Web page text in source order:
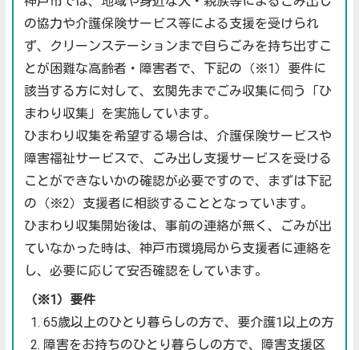
の協力や介護保険サービス等による支援を受けられ
ず、クリーンステーションまで自らごみを持ち出すこ
とが困難な高齢者・障害者で、下記の（※1）要件に
該当する方に対して、玄関先までごみ収集に伺う「ひ
まわり収集」を実施しています。
ひまわり収集を希望する場合は、介護保険サービスや
障害福祉サービスで、ごみ出し支援サービスを受ける
ことができないかの確認が必要ですので、まずは下記
の（※2）支援者に相談することとなっています。
ひまわり収集開始後は、事前の連絡が無く、ごみが出
ていなかった時は、神戸市環境局から支援者に連絡を
し、必要に応じて安否確認をしています。
（※1）要件
65歳以上のひとり暮らしの方で、要介護1以上の方
障害をお持ちのひとり暮らしの方で、障害支援区